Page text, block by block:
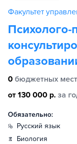
Факультет
Психолого-
0 бюджетных мест
от 130 000 р. за
Обязательно:
русский язык
биология